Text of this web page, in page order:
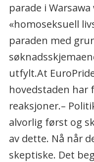
parade i
«homoseksuell
paraden med
utfylt.At
hovedstaden har
reaksjoner.–
alvorlig først og
av dette. Nå når
skeptiske. Det